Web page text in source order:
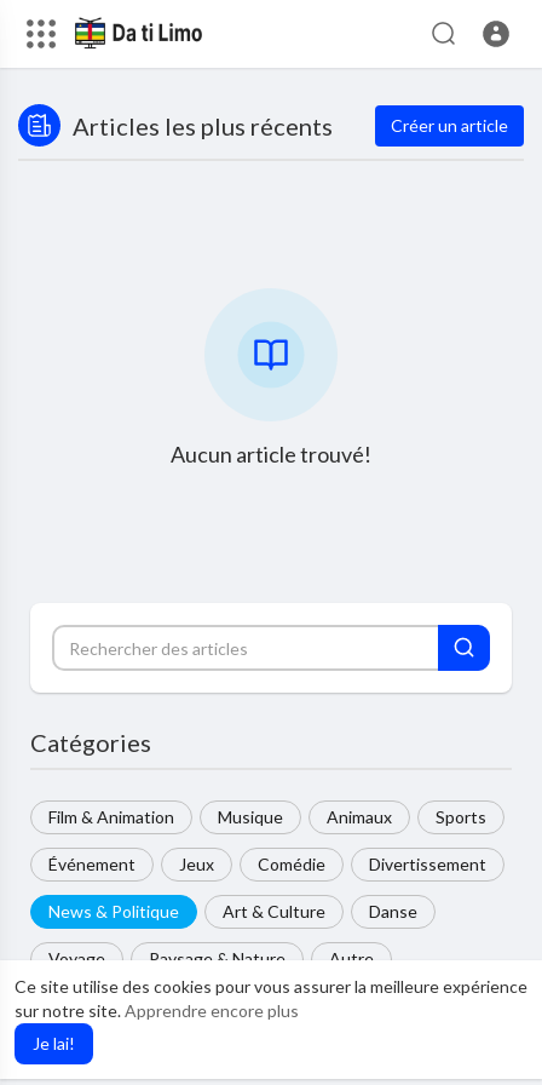
Ce site utilise des cookies pour vous assurer la meilleure expérience
sur notre site.Apprendre encore plus
Je lai!
Articles les plus récents Créer un article
Aucun article trouvé!
Catégories
Film & Animation Musique Animaux Sports
Événement Jeux Comédie Divertissement
News & Politique Art & Culture Danse
Voyage Paysage & Nature Autre
Le plus populaire